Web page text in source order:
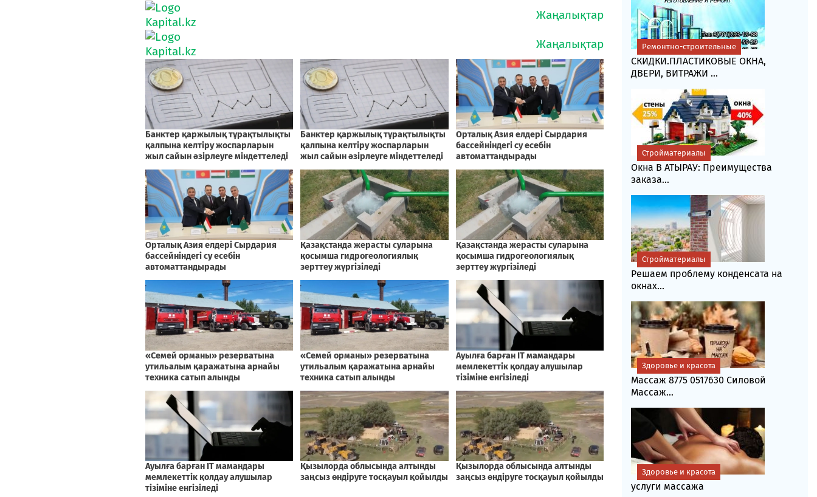
СКИДКИ.ПЛАСТИКОВЫЕ ОКНА,
ДВЕРИ, ВИТРАЖИ ...
Ремонтно-строительные
Окна В АТЫРАУ: Преимущества
заказа...
Стройматериалы
Решаем проблему конденсата на
окнах...
Стройматериалы
Массаж 8775 0517630 Силовой
Массаж...
Здоровье и красота
услуги массажа
Здоровье и красота